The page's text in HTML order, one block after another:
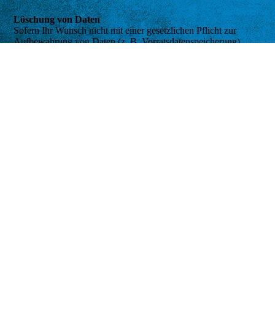
Löschung von Daten
Sofern Ihr Wunsch nicht mit einer gesetzlichen Pflicht zur
Aufbewahrung von Daten (z. B. Vorratsdatenspeicherung)